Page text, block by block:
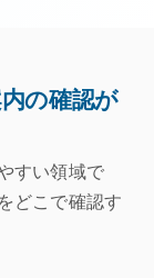
の確認が
すい領域で
どこで確認す